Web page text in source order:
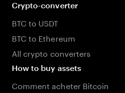
Crypto-converter
BTC to USDT
BTC to Ethereum
All crypto converters
How to buy assets
Comment acheter Bitcoin